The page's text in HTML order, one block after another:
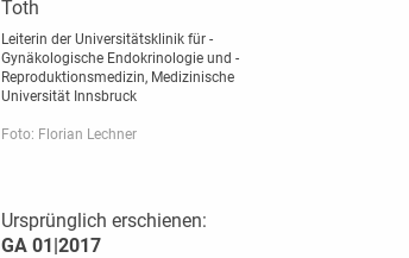
Toth
Leiterin der ­Universitätsklinik für ­
Gynäkologische ­Endokrinologie und ­
Reproduktionsmedizin, Medizinische
Universität Innsbruck
Foto: Florian Lechner
Ursprünglich erschienen:
GA 01|2017